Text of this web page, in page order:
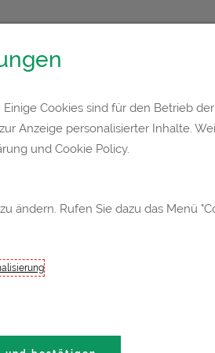
Diverses
10x 20cm 10st
Cookies sind für den Betrieb
Anzeige personalisierter Inhalte.
und Cookie Policy.
ändern. Rufen Sie dazu das Menü